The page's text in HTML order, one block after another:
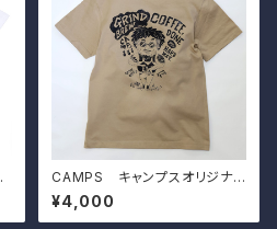
CAMPS キャンプスオリジナル
Tシャツ【 GRIND BREW the C
AMP 】
¥4,000